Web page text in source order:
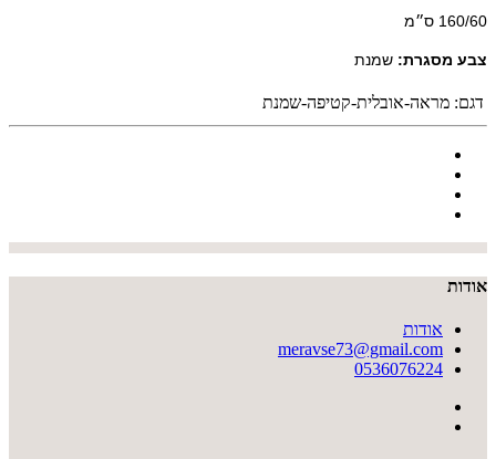
160/60 ס״מ
צבע מסגרת: שמנת
דגם: מראה-אובלית-קטיפה-שמנת
אודות
אודות
meravse73@gmail.com
0536076224